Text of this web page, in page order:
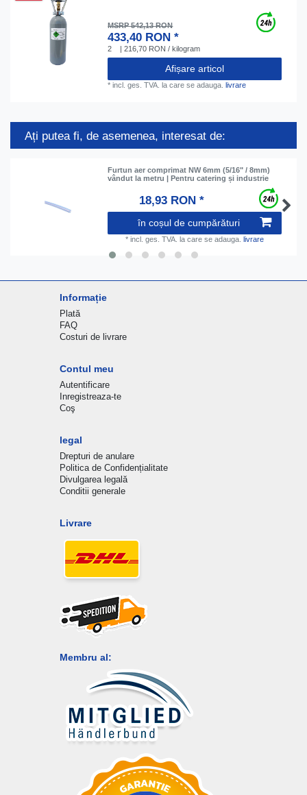
MSRP 542,13 RON
433,40 RON *
2 | 216,70 RON / kilogram
Afișare articol
*incl. ges. TVA. la care se adauga.livrare
Ați putea fi, de asemenea, interesat de:
Furtun aer comprimat NW 6mm (5/16" / 8mm)
vândut la metru | Pentru catering și industrie
18,93 RON *
în coșul de cumpărături
* incl. ges. TVA. la care se adauga. livrare
Informație
Plată
FAQ
Costuri de livrare
Contul meu
Autentificare
Inregistreaza-te
Coş
legal
Drepturi de anulare
Politica de Confidențialitate
Divulgarea legală
Conditii generale
Livrare
Membru al: